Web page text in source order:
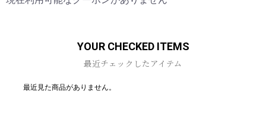
YOUR CHECKED ITEMS
最近チェックしたアイテム
最近見た商品がありません。